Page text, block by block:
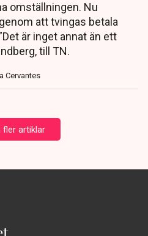
omställningen. Nu
att tvingas betala
är inget annat än ett
till TN.
Cervantes
fler artiklar